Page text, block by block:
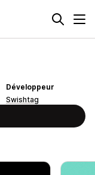
Développeur
Swishtag